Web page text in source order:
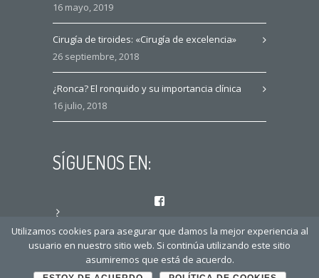
16 mayo, 2019
Cirugía de tiroides: «Cirugía de excelencia»
26 septiembre, 2018
¿Ronca? El ronquido y su importancia clínica
16 julio, 2018
SÍGUENOS EN:
Instagram
Utilizamos cookies para asegurar que damos la mejor experiencia al
usuario en nuestro sitio web. Si continúa utilizando este sitio
asumiremos que está de acuerdo.